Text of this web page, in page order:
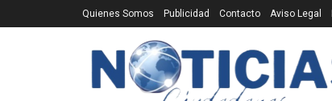
Quienes Somos Publicidad Contacto Aviso Legal